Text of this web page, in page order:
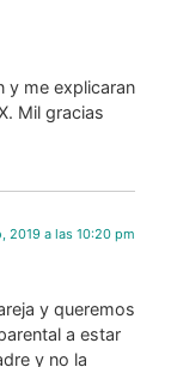
y me explicaran
Mil gracias
2019 a las 10:20 pm
y queremos
a estar
y no la